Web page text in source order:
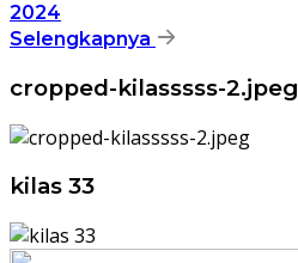
2024
Selengkapnya
cropped-kilasssss-2.jpeg
kilas 33